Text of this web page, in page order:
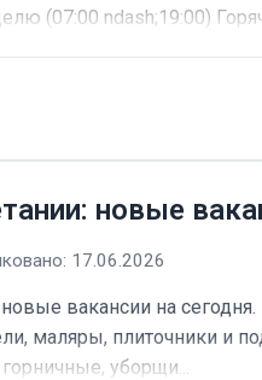
(07:00 ndash;19:00)
новые
17.06.2026
вакансии на
маляры, плиточники и
уборщи...